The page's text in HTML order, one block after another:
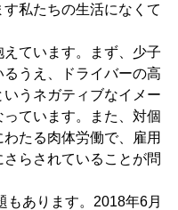
私たちの生活になくて
ています。まず、少子
うえ、ドライバーの高
うネガティブなイメー
ています。また、対個
たる肉体労働で、雇用
らされていることが問
もあります。2018年6月